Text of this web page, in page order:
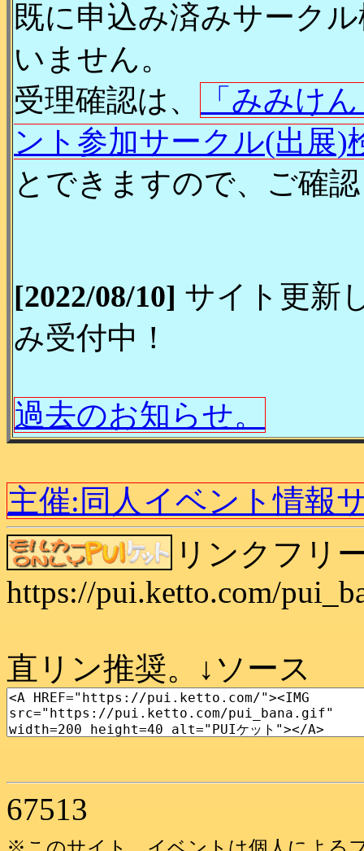
既に申込み済みサーク
いません。
受理確認は、
「みみけ
ント参加サークル(出展)
とできますので、ご確
[2022/08/10] サイト更新
み受付中！
過去のお知らせ。
主催:同人イベント情報
リンクフリ
https://pui.ketto.com/
直リン推奨。↓ソース
67513